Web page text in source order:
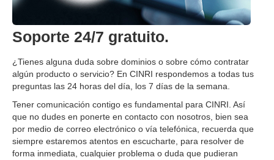
Soporte 24/7 gratuito.
¿Tienes alguna duda sobre dominios o sobre cómo contratar
algún producto o servicio? En CINRI respondemos a todas tus
preguntas las 24 horas del día, los 7 días de la semana.
Tener comunicación contigo es fundamental para CINRI. Así
que no dudes en ponerte en contacto con nosotros, bien sea
por medio de correo electrónico o vía telefónica, recuerda que
siempre estaremos atentos en escucharte, para resolver de
forma inmediata, cualquier problema o duda que pudieran